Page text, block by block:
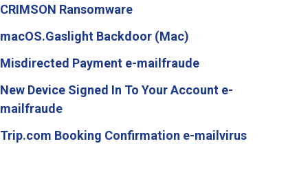
CRIMSON Ransomware
macOS.Gaslight Backdoor (Mac)
Misdirected Payment e-mailfraude
New Device Signed In To Your Account e-
mailfraude
Trip.com Booking Confirmation e-mailvirus